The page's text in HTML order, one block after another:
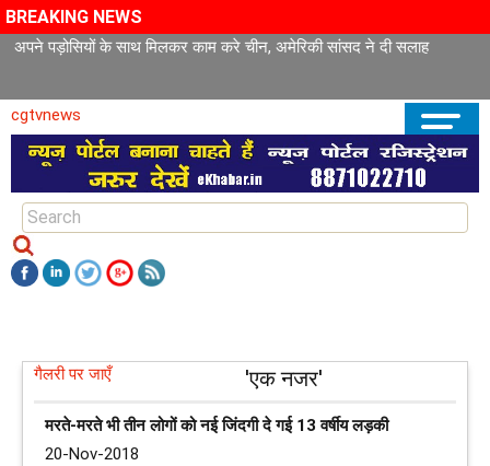
BREAKING NEWS
अपने पड़ोसियों के साथ मिलकर काम करे चीन, अमेरिकी सांसद ने दी सलाह
cgtvnews
गैलरी पर जाएँ 'एक नजर'
मरते-मरते भी तीन लोगों को नई जिंदगी दे गई 13 वर्षीय लड़की
20-Nov-2018